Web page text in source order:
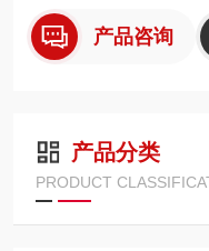
产品咨询
产品分类
PRODUCT